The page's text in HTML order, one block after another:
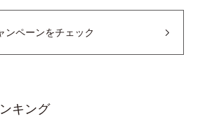
ンペーンをチェック
キング